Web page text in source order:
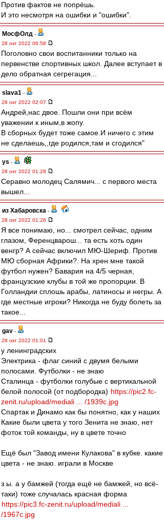
Против фактов не попрёшь.
И это несмотря на ошибки и "ошибки".
МосфОлд -
28 окт 2022 06:58
Поголовно свои воспитанники только на
первенстве спортивных школ. Далее вступает в
дело обратная сегрегация...
slava1 -
28 окт 2022 02:07
Андрей,нас двое. Пошли они при всём
уважении к иным,в жопу.
В сборных будет тоже самое.И ничего с этим
не сделаешь,,где родился,там и сгодился"
ys -
28 окт 2022 01:28
Серавно молодец Салямич... с первого места
вышел...
из Хабаровска -
28 окт 2022 01:26
Я все понимаю, но... смотрел сейчас, одним
глазом, Ференцварош... та есть хоть один
венгр? А сейчас включил МЮ-Шериф. Против
МЮ сборная Африки?. На хрен мне такой
футбол нужен? Бавария на 4/5 черная,
французские клубы в той же пропорции. В
Голландии сплошь арабы, латиносы и негры. А
где местные игроки? Никогда не буду болеть за
такое...
gav -
28 окт 2022 01:01
у ленинградских
Электрика - флаг синий с двумя белыми
полосами. Футболки - не знаю
Сталинца - футболки голубые с вертикальной
белой полосой (от подбородка) https://pic2.fc-
zenit.ru/upload/mediali ... /1939c.jpg
Спартак и Динамо как бы понятно, как у наших
Какие были цвета у того Зенита не знаю, нет
фоток той команды, ну в цвете точно
Ещё был "Завод имени Кулакова" в кубке. какие
цвета - не знаю. играли в Москве
з.ы. а у бамжей (тогда ещё не бамжей, но всё-
таки) тоже случалась красная форма
https://pic3.fc-zenit.ru/upload/mediali ...
/1967c.jpg